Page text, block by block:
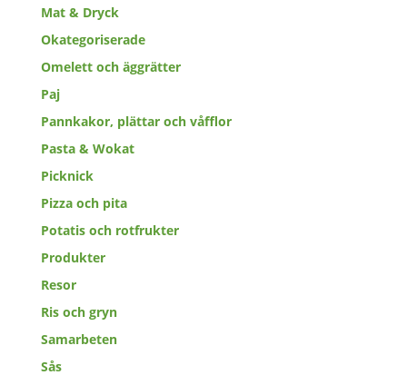
Mat & Dryck
Okategoriserade
Omelett och äggrätter
Paj
Pannkakor, plättar och våfflor
Pasta & Wokat
Picknick
Pizza och pita
Potatis och rotfrukter
Produkter
Resor
Ris och gryn
Samarbeten
Sås